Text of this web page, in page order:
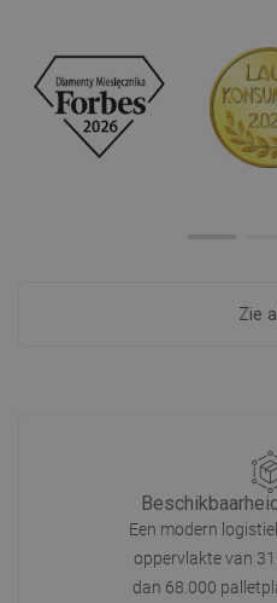
Zie
Een modern
oppervlakte van
dan 68.000